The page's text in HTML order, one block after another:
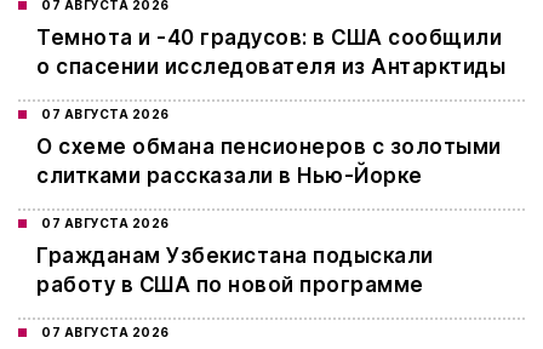
07 АВГУСТА 2026
Темнота и -40 градусов: в США сообщили
о спасении исследователя из Антарктиды
07 АВГУСТА 2026
О схеме обмана пенсионеров с золотыми
слитками рассказали в Нью-Йорке
07 АВГУСТА 2026
Гражданам Узбекистана подыскали
работу в США по новой программе
07 АВГУСТА 2026